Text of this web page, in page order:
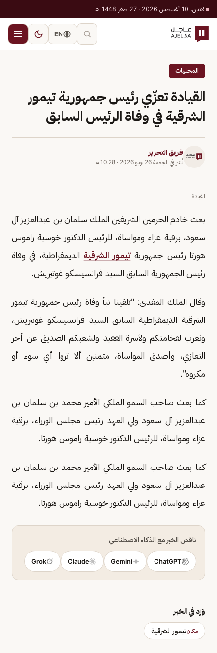
الاثنين، 10 أغسطس 2026 · 27 صفر 1448 هـ
EN
المحليات
القيادة تعزّي رئيس جمهورية تيمور
الشرقية في وفاة الرئيس السابق
فريق التحرير
نُشر في الجمعة 26 يونيو 2026 · 10:28 م
القيادة
بعث خادم الحرمين الشريفين الملك سلمان بن عبدالعزيز آل
سعود، برقية عزاء ومواساة، للرئيس الدكتور خوسية راموس
هورتا رئيس جمهوريةتيمور الشرقية الديمقراطية، في وفاة
رئيس الجمهورية السابق السيد فرانسيسكو غوتيريش.
وقال الملك المفدى: "تلقينا نبأ وفاة رئيس جمهورية تيمور
الشرقية الديمقراطية السابق السيد فرانسيسكو غوتيريش،
ونعرب لفخامتكم ولأسرة الفقيد ولشعبكم الصديق عن أحر
التعازي، وأصدق المواساة، متمنين ألا تروا أي سوء أو
مكروه".
كما بعث صاحب السمو الملكي الأمير محمد بن سلمان بن
عبدالعزيز آل سعود ولي العهد رئيس مجلس الوزراء، برقية
عزاء ومواساة، للرئيس الدكتور خوسية راموس هورتا.
كما بعث صاحب السمو الملكي الأمير محمد بن سلمان بن
عبدالعزيز آل سعود ولي العهد رئيس مجلس الوزراء، برقية
عزاء ومواساة، للرئيس الدكتور خوسية راموس هورتا.
ناقش الخبر مع الذكاء الاصطناعي
ChatGPT
Gemini
Claude
Grok
وَرَد في الخبر
مكانتيمور الشرقية